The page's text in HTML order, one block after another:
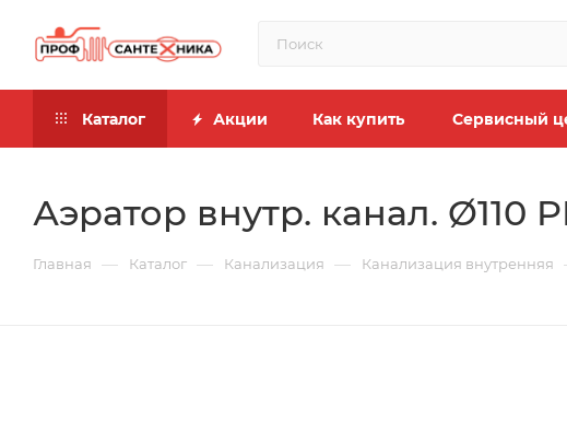
Каталог Акции Как купить Сервисный
Аэратор внутр. канал. Ø110
Главная — Каталог — Канализация — Канализация внутренняя